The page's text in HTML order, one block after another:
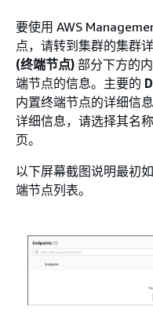
要使用 AWS
点，请转到集群的集群
(终端节点) 部分下方的
端节点的信息。主要的
内置终端节点的详细信
详细信息，请选择其名
页。
以下屏幕截图说明最初
端节点列表。